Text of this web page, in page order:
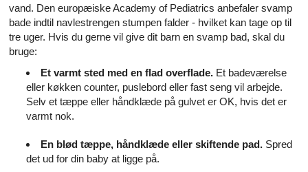
vand. Den europæiske Academy of Pediatrics anbefaler svamp
bade indtil navlestrengen stumpen falder - hvilket kan tage op til
tre uger. Hvis du gerne vil give dit barn en svamp bad, skal du
bruge:
Et varmt sted med en flad overflade. Et badeværelse
eller køkken counter, puslebord eller fast seng vil arbejde.
Selv et tæppe eller håndklæde på gulvet er OK, hvis det er
varmt nok.
En blød tæppe, håndklæde eller skiftende pad. Spred
det ud for din baby at ligge på.